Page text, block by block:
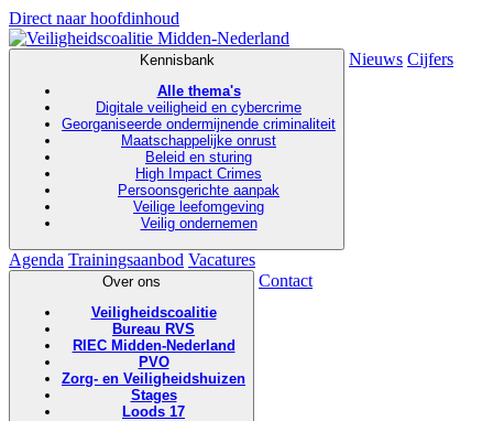
Direct naar hoofdinhoud
Kennisbank
Alle thema's
Digitale veiligheid en cybercrime
Georganiseerde ondermijnende criminaliteit
Maatschappelijke onrust
Beleid en sturing
High Impact Crimes
Persoonsgerichte aanpak
Veilige leefomgeving
Veilig ondernemen
Nieuws Cijfers
Agenda Trainingsaanbod Vacatures
Over ons
Veiligheidscoalitie
Bureau RVS
RIEC Midden-Nederland
PVO
Zorg- en Veiligheidshuizen
Stages
Loods 17
Contact